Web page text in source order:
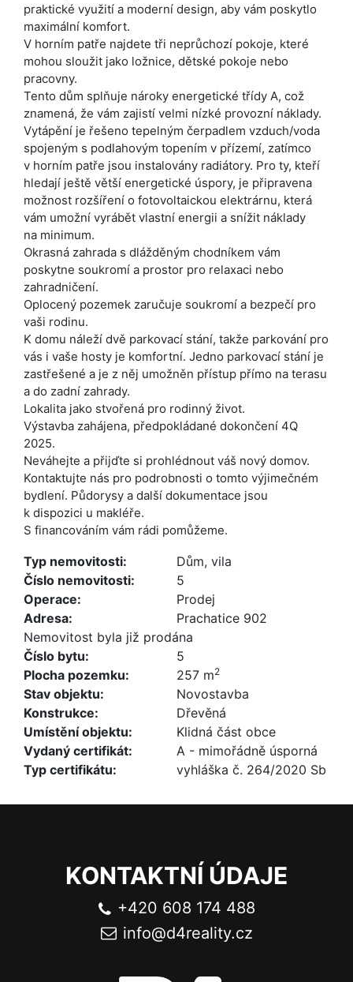
praktické využití a moderní design, aby vám poskytlo
maximální komfort.
V horním patře najdete tři neprůchozí pokoje, které
mohou sloužit jako ložnice, dětské pokoje nebo
pracovny.
Tento dům splňuje nároky energetické třídy A, což
znamená, že vám zajistí velmi nízké provozní náklady.
Vytápění je řešeno tepelným čerpadlem vzduch/voda
spojeným s podlahovým topením v přízemí, zatímco
v horním patře jsou instalovány radiátory. Pro ty, kteří
hledají ještě větší energetické úspory, je připravena
možnost rozšíření o fotovoltaickou elektrárnu, která
vám umožní vyrábět vlastní energii a snížit náklady
na minimum.
Okrasná zahrada s dlážděným chodníkem vám
poskytne soukromí a prostor pro relaxaci nebo
zahradničení.
Oplocený pozemek zaručuje soukromí a bezpečí pro
vaši rodinu.
K domu náleží dvě parkovací stání, takže parkování pro
vás i vaše hosty je komfortní. Jedno parkovací stání je
zastřešené a je z něj umožněn přístup přímo na terasu
a do zadní zahrady.
Lokalita jako stvořená pro rodinný život.
Výstavba zahájena, předpokládané dokončení 4Q
2025.
Neváhejte a přijďte si prohlédnout váš nový domov.
Kontaktujte nás pro podrobnosti o tomto výjimečném
bydlení. Půdorysy a další dokumentace jsou
k dispozici u makléře.
S financováním vám rádi pomůžeme.
Typ nemovitosti:
Dům, vila
Číslo nemovitosti:
5
Operace:
Prodej
Adresa:
Prachatice 902
Nemovitost byla již prodána
Číslo bytu:
5
Plocha pozemku:
257 m2
Stav objektu:
Novostavba
Konstrukce:
Dřevěná
Umístění objektu:
Klidná část obce
Vydaný certifikát:
A - mimořádně úsporná
Typ certifikátu:
vyhláška č. 264/2020 Sb
KONTAKTNÍ ÚDAJE
+420 608 174 488
info@d4reality.cz